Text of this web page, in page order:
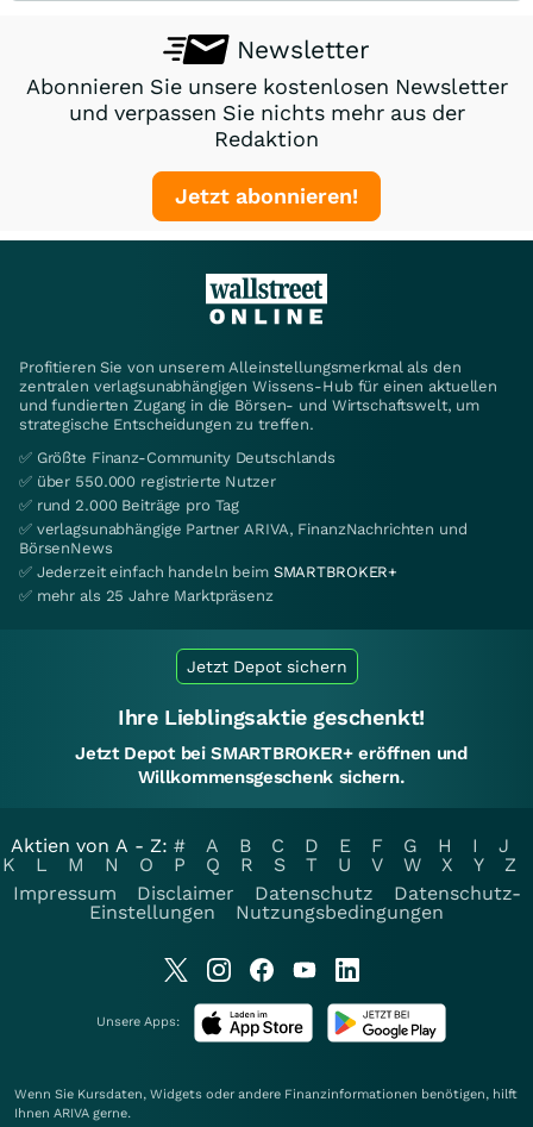
Newsletter
Abonnieren Sie unsere kostenlosen Newsletter
und verpassen Sie nichts mehr aus der
Redaktion
Jetzt abonnieren!
Profitieren Sie von unserem Alleinstellungsmerkmal als den
zentralen verlagsunabhängigen Wissens-Hub für einen aktuellen
und fundierten Zugang in die Börsen- und Wirtschaftswelt, um
strategische Entscheidungen zu treffen.
✅ Größte Finanz-Community Deutschlands
✅ über 550.000 registrierte Nutzer
✅ rund 2.000 Beiträge pro Tag
✅ verlagsunabhängige Partner ARIVA, FinanzNachrichten und
BörsenNews
✅ Jederzeit einfach handeln beim SMARTBROKER+
✅ mehr als 25 Jahre Marktpräsenz
Jetzt Depot sichern
Ihre Lieblingsaktie geschenkt!
Jetzt Depot bei SMARTBROKER+ eröffnen und
Willkommensgeschenk sichern.
Aktien von A - Z: # A B C D E F G H I
J
K
L M N O P Q R S T U V W X Y
Z
Impressum
Disclaimer Datenschutz
Datenschutz-
Einstellungen
Nutzungsbedingungen
Unsere Apps:
Wenn Sie Kursdaten, Widgets oder andere Finanzinformationen benötigen, hilft
Ihnen ARIVA gerne.